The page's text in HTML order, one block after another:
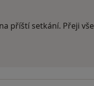
příští setkání. Přeji vše